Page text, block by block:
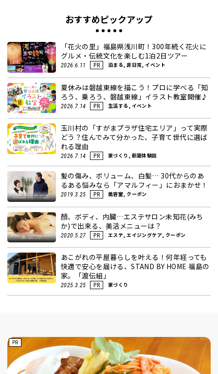
おすすめピックアップ
「花火の里」福島県浅川町！300年続く花火に
グルメ・伝統文化を楽しむ1泊2日ツアー
2026.6.11 PR 泊まる, 非日常, イベント
夏休みは磐越東線を描こう！プロに学べる「知
ろう、乗ろう、磐越東線」イラスト教室開催♪
2026.7.14 PR 生活する, イベント
玉川村の「すがまプラザ住宅エリア」って実際
どう？住んでみて分かった、子育て世代に選ば
れる理由
2026.7.14 PR 家づくり, 新築体験談
髪の傷み、ボリューム、白髪… 30代からのあ
るある悩みなら「アマルフィー」におまかせ！
2019.3.25 PR 美容室, クーポン
顏、ボディ、内臓…エステサロン未知花(みち
か)で出来る、美活メニューは？
2020.5.27 PR エステ, エイジングケア, クーポン
あこがれの平屋暮らしを叶える！何年経っても
快適で安心を届ける、STAND BY HOME 福島の
家。「渡伝組」
2025.3.25 PR 家づくり
PR